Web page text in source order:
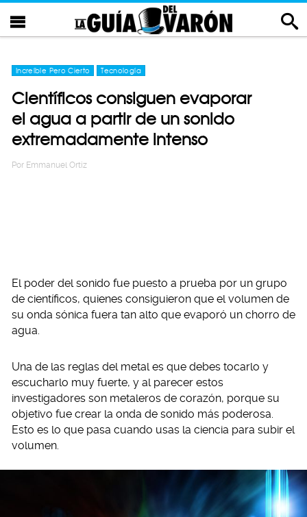
Increíble Pero Cierto Tecnología
Científicos consiguen evaporar
el agua a partir de un sonido
extremadamente intenso
Por Emmanuel Ortiz
El poder del sonido fue puesto a prueba por un grupo
de científicos, quienes consiguieron que el volumen de
su onda sónica fuera tan alto que evaporó un chorro de
agua.
Una de las reglas del metal es que debes tocarlo y
escucharlo muy fuerte, y al parecer estos
investigadores son metaleros de corazón, porque su
objetivo fue crear la onda de sonido más poderosa.
Esto es lo que pasa cuando usas la ciencia para subir el
volumen.